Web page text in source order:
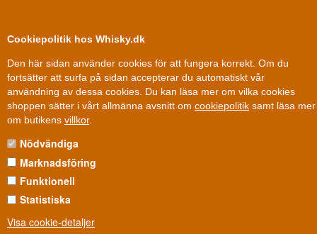
Cookiepolitik hos Whisky.dk
Den här sidan använder cookies för att fungera korrekt. Om du
fortsätter att surfa på sidan accepterar du automatiskt vår
användning av dessa cookies. Du kan läsa mer om vilka cookies
shoppen sätter i vårt allmänna avsnitt om cookiepolitik samt läsa mer
om butikens villkor.
Nödvändiga
Marknadsföring
Funktionell
Statistiska
Visa cookie-detaljer
Leverans från 79 kr. 1-3 arbetsdagar
Whisky»Whiskydestillerier
FARY LOCHAN WHISKY
Mitt i den danska myllan röks maltkorn över färska brännässlor –
en metod inget annat destilleri i världen använder. Fary Lochan är
röst.